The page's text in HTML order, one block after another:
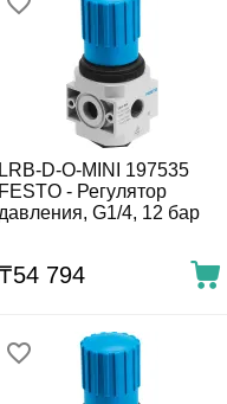
LRB-D-O-MINI 197535
FESTO - Регулятор
давления, G1/4, 12 бар
₸54 794